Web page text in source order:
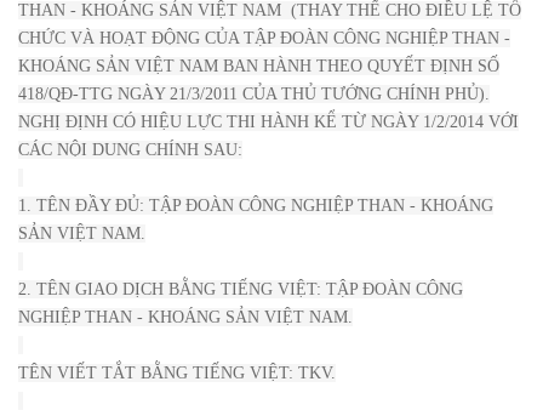
THAN - KHOÁNG SẢN VIỆT NAM (THAY THẾ CHO ĐIỀU LỆ TỔ
CHỨC VÀ HOẠT ĐỘNG CỦA TẬP ĐOÀN CÔNG NGHIỆP THAN -
KHOÁNG SẢN VIỆT NAM BAN HÀNH THEO QUYẾT ĐỊNH SỐ
418/QĐ-TTG NGÀY 21/3/2011 CỦA THỦ TƯỚNG CHÍNH PHỦ).
NGHỊ ĐỊNH CÓ HIỆU LỰC THI HÀNH KỂ TỪ NGÀY 1/2/2014 VỚI
CÁC NỘI DUNG CHÍNH SAU:
1. TÊN ĐẦY ĐỦ: TẬP ĐOÀN CÔNG NGHIỆP THAN - KHOÁNG
SẢN VIỆT NAM.
2. TÊN GIAO DỊCH BẰNG TIẾNG VIỆT: TẬP ĐOÀN CÔNG
NGHIỆP THAN - KHOÁNG SẢN VIỆT NAM.
TÊN VIẾT TẮT BẰNG TIẾNG VIỆT: TKV.